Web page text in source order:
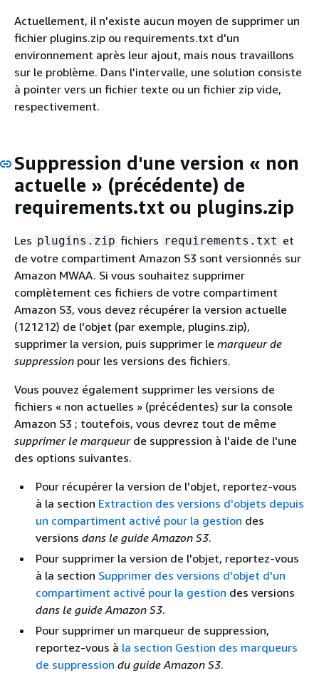
Actuellement, il n'existe aucun moyen de supprimer un
fichier plugins.zip ou requirements.txt d'un
environnement après leur ajout, mais nous travaillons
sur le problème. Dans l'intervalle, une solution consiste
à pointer vers un fichier texte ou un fichier zip vide,
respectivement.
Suppression d'une version « non
actuelle » (précédente) de
requirements.txt ou plugins.zip
Les plugins.zip fichiers requirements.txt et
de votre compartiment Amazon S3 sont versionnés sur
Amazon MWAA. Si vous souhaitez supprimer
complètement ces fichiers de votre compartiment
Amazon S3, vous devez récupérer la version actuelle
(121212) de l'objet (par exemple, plugins.zip),
supprimer la version, puis supprimer le marqueur de
suppression pour les versions des fichiers.
Vous pouvez également supprimer les versions de
fichiers « non actuelles » (précédentes) sur la console
Amazon S3 ; toutefois, vous devrez tout de même
supprimer le marqueurde suppression à l'aide de l'une
des options suivantes.
Pour récupérer la version de l'objet, reportez-vous
à la section Extraction des versions d'objets depuis
un compartiment activé pour la gestion des
versions dans le guide Amazon S3.
Pour supprimer la version de l'objet, reportez-vous
à la section Supprimer des versions d'objet d'un
compartiment activé pour la gestion des versions
dans le guide Amazon S3.
Pour supprimer un marqueur de suppression,
reportez-vous à la section Gestion des marqueurs
de suppression du guide Amazon S3.